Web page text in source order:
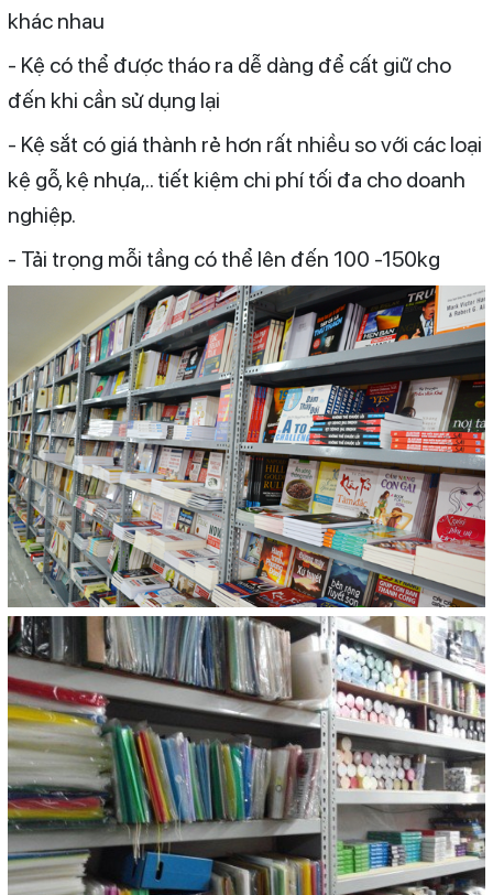
khác nhau
- Kệ có thể được tháo ra dễ dàng để cất giữ cho
đến khi cần sử dụng lại
- Kệ sắt có giá thành rẻ hơn rất nhiều so với các loại
kệ gỗ, kệ nhựa,.. tiết kiệm chi phí tối đa cho doanh
nghiệp.
- Tải trọng mỗi tầng có thể lên đến 100 -150kg